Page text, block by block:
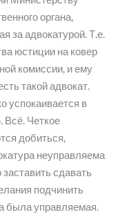
органа,
за адвокатурой. Т.е.
юстиции на ковер
комиссии, и ему
такой адвокат.
успокаивается в
Всё. Четкое
добиться,
неуправляема
сдавать
подчинить
была управляемая.